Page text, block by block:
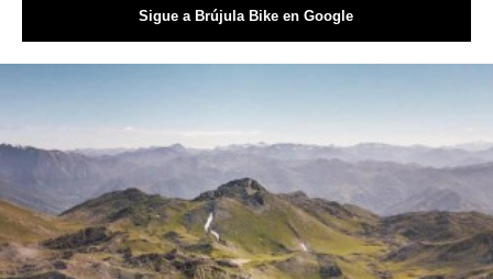
Sigue a Brújula Bike en Google